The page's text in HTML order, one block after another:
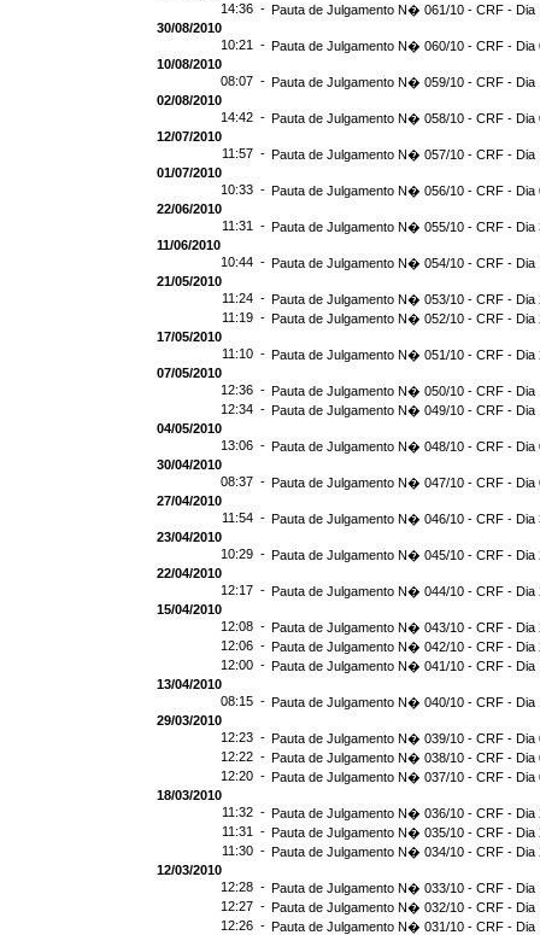
14:36 - Pauta de Julgamento N� 061/10 - CRF - Dia
30/08/2010
10:21 - Pauta de Julgamento N� 060/10 - CRF - Dia
10/08/2010
08:07 - Pauta de Julgamento N� 059/10 - CRF - Dia
02/08/2010
14:42 - Pauta de Julgamento N� 058/10 - CRF - Dia
12/07/2010
11:57 - Pauta de Julgamento N� 057/10 - CRF - Dia
01/07/2010
10:33 - Pauta de Julgamento N� 056/10 - CRF - Dia
22/06/2010
11:31 - Pauta de Julgamento N� 055/10 - CRF - Dia
11/06/2010
10:44 - Pauta de Julgamento N� 054/10 - CRF - Dia
21/05/2010
11:24 - Pauta de Julgamento N� 053/10 - CRF - Dia
11:19 - Pauta de Julgamento N� 052/10 - CRF - Dia
17/05/2010
11:10 - Pauta de Julgamento N� 051/10 - CRF - Dia
07/05/2010
12:36 - Pauta de Julgamento N� 050/10 - CRF - Dia
12:34 - Pauta de Julgamento N� 049/10 - CRF - Dia
04/05/2010
13:06 - Pauta de Julgamento N� 048/10 - CRF - Dia
30/04/2010
08:37 - Pauta de Julgamento N� 047/10 - CRF - Dia
27/04/2010
11:54 - Pauta de Julgamento N� 046/10 - CRF - Dia
23/04/2010
10:29 - Pauta de Julgamento N� 045/10 - CRF - Dia
22/04/2010
12:17 - Pauta de Julgamento N� 044/10 - CRF - Dia
15/04/2010
12:08 - Pauta de Julgamento N� 043/10 - CRF - Dia
12:06 - Pauta de Julgamento N� 042/10 - CRF - Dia
12:00 - Pauta de Julgamento N� 041/10 - CRF - Dia
13/04/2010
08:15 - Pauta de Julgamento N� 040/10 - CRF - Dia
29/03/2010
12:23 - Pauta de Julgamento N� 039/10 - CRF - Dia
12:22 - Pauta de Julgamento N� 038/10 - CRF - Dia
12:20 - Pauta de Julgamento N� 037/10 - CRF - Dia
18/03/2010
11:32 - Pauta de Julgamento N� 036/10 - CRF - Dia
11:31 - Pauta de Julgamento N� 035/10 - CRF - Dia
11:30 - Pauta de Julgamento N� 034/10 - CRF - Dia
12/03/2010
12:28 - Pauta de Julgamento N� 033/10 - CRF - Dia
12:27 - Pauta de Julgamento N� 032/10 - CRF - Dia
12:26 - Pauta de Julgamento N� 031/10 - CRF - Dia